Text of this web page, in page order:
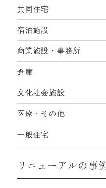
共同住宅
宿泊施設
商業施設・事務所
倉庫
文化社会施設
医療・その他
一般住宅
リニューアルの事例